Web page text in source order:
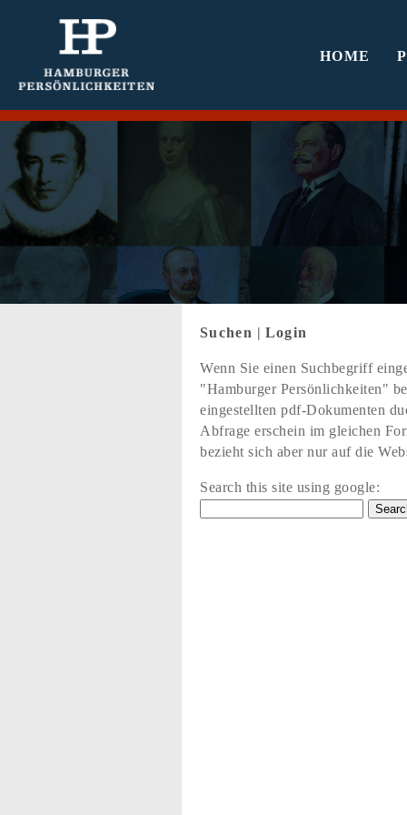
HOME
Suchen | Login
Wenn Sie einen Suchbegriff
"Hamburger Persönlichkeiten"
eingestellten pdf-Dokumenten
Abfrage erschein im gleichen
bezieht sich aber nur auf die
Search this site using google: